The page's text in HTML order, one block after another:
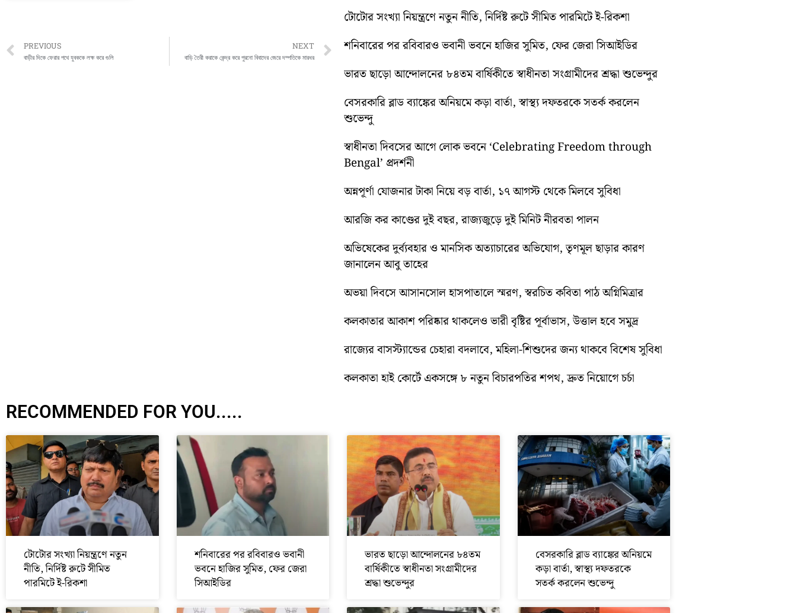
Prev
PREVIOUS
বাড়ীর দিকে ফেরার পথে যুবককে লক্ষ করে গুলি
NEXT
বাড়ি তৈরী করাকে কেন্দ্র করে পুরনো বিবাদের জেরে দম্পতিকে মারধর Next
টোটোর সংখ্যা নিয়ন্ত্রণে নতুন নীতি, নির্দিষ্ট রুটে সীমিত পারমিটে ই-রিকশা
শনিবারের পর রবিবারও ভবানী ভবনে হাজির সুমিত, ফের জেরা সিআইডির
ভারত ছাড়ো আন্দোলনের ৮৪তম বার্ষিকীতে স্বাধীনতা সংগ্রামীদের শ্রদ্ধা শুভেন্দুর
বেসরকারি ব্লাড ব্যাঙ্কের অনিয়মে কড়া বার্তা, স্বাস্থ্য দফতরকে সতর্ক করলেন
শুভেন্দু
স্বাধীনতা দিবসের আগে লোক ভবনে ‘Celebrating Freedom through
Bengal’ প্রদর্শনী
অন্নপূর্ণা যোজনার টাকা নিয়ে বড় বার্তা, ১৭ আগস্ট থেকে মিলবে সুবিধা
আরজি কর কাণ্ডের দুই বছর, রাজ্যজুড়ে দুই মিনিট নীরবতা পালন
অভিষেকের দুর্ব্যবহার ও মানসিক অত্যাচারের অভিযোগ, তৃণমূল ছাড়ার কারণ
জানালেন আবু তাহের
অভয়া দিবসে আসানসোল হাসপাতালে স্মরণ, স্বরচিত কবিতা পাঠ অগ্নিমিত্রার
কলকাতার আকাশ পরিষ্কার থাকলেও ভারী বৃষ্টির পূর্বাভাস, উত্তাল হবে সমুদ্র
রাজ্যের বাসস্ট্যান্ডের চেহারা বদলাবে, মহিলা-শিশুদের জন্য থাকবে বিশেষ সুবিধা
কলকাতা হাই কোর্টে একসঙ্গে ৮ নতুন বিচারপতির শপথ, দ্রুত নিয়োগে চর্চা
RECOMMENDED FOR YOU.....
টোটোর সংখ্যা নিয়ন্ত্রণে নতুন
নীতি, নির্দিষ্ট রুটে সীমিত
পারমিটে ই-রিকশা
শনিবারের পর রবিবারও ভবানী
ভবনে হাজির সুমিত, ফের জেরা
সিআইডির
ভারত ছাড়ো আন্দোলনের ৮৪তম
বার্ষিকীতে স্বাধীনতা সংগ্রামীদের
শ্রদ্ধা শুভেন্দুর
বেসরকারি ব্লাড ব্যাঙ্কের অনিয়মে
কড়া বার্তা, স্বাস্থ্য দফতরকে
সতর্ক করলেন শুভেন্দু